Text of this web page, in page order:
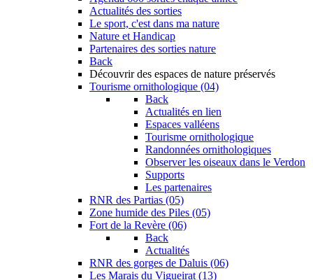
Actualités des sorties
Le sport, c'est dans ma nature
Nature et Handicap
Partenaires des sorties nature
Back
Découvrir des espaces de nature préservés
Tourisme ornithologique (04)
Back
Actualités en lien
Espaces valléens
Tourisme ornithologique
Randonnées ornithologiques
Observer les oiseaux dans le Verdon
Supports
Les partenaires
RNR des Partias (05)
Zone humide des Piles (05)
Fort de la Revère (06)
Back
Actualités
RNR des gorges de Daluis (06)
Les Marais du Vigueirat (13)